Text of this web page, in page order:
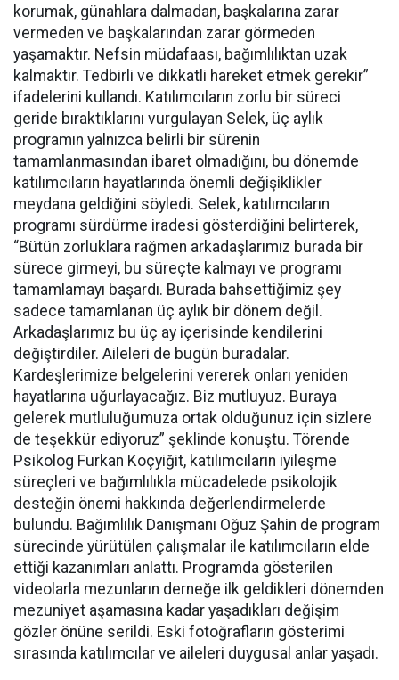
korumak, günahlara dalmadan, başkalarına zarar
vermeden ve başkalarından zarar görmeden
yaşamaktır. Nefsin müdafaası, bağımlılıktan uzak
kalmaktır. Tedbirli ve dikkatli hareket etmek gerekir”
ifadelerini kullandı. Katılımcıların zorlu bir süreci
geride bıraktıklarını vurgulayan Selek, üç aylık
programın yalnızca belirli bir sürenin
tamamlanmasından ibaret olmadığını, bu dönemde
katılımcıların hayatlarında önemli değişiklikler
meydana geldiğini söyledi. Selek, katılımcıların
programı sürdürme iradesi gösterdiğini belirterek,
“Bütün zorluklara rağmen arkadaşlarımız burada bir
sürece girmeyi, bu süreçte kalmayı ve programı
tamamlamayı başardı. Burada bahsettiğimiz şey
sadece tamamlanan üç aylık bir dönem değil.
Arkadaşlarımız bu üç ay içerisinde kendilerini
değiştirdiler. Aileleri de bugün buradalar.
Kardeşlerimize belgelerini vererek onları yeniden
hayatlarına uğurlayacağız. Biz mutluyuz. Buraya
gelerek mutluluğumuza ortak olduğunuz için sizlere
de teşekkür ediyoruz” şeklinde konuştu. Törende
Psikolog Furkan Koçyiğit, katılımcıların iyileşme
süreçleri ve bağımlılıkla mücadelede psikolojik
desteğin önemi hakkında değerlendirmelerde
bulundu. Bağımlılık Danışmanı Oğuz Şahin de program
sürecinde yürütülen çalışmalar ile katılımcıların elde
ettiği kazanımları anlattı. Programda gösterilen
videolarla mezunların derneğe ilk geldikleri dönemden
mezuniyet aşamasına kadar yaşadıkları değişim
gözler önüne serildi. Eski fotoğrafların gösterimi
sırasında katılımcılar ve aileleri duygusal anlar yaşadı.